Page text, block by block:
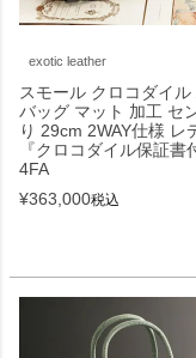
exotic leather
スモール クロコダイル
バッグ マット 加工 セ
り 29cm 2WAY仕様 レ
『クロコダイル保証書
4FA
¥363,000税込